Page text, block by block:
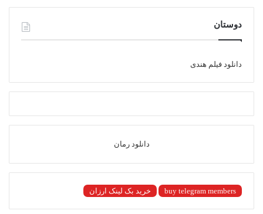
دوستان
دانلود فیلم هندی
دانلود رمان
buy telegram members خرید بک لینک ارزان